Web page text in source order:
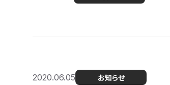
2020.06.05 お知らせ